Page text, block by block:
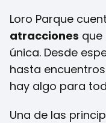
Loro Parque
atracciones que
única. Desde
hasta
hay algo para
Una de las